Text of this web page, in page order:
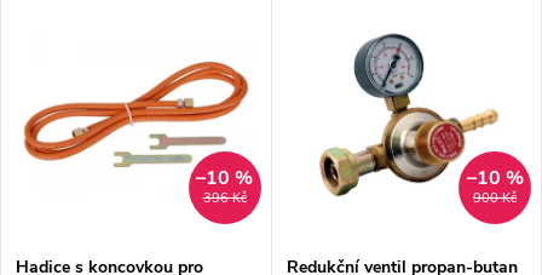
e
n
p
s
396 Kč
–10 %
Hadice s koncovkou pro
900 Kč
–10 %
Redukční ventil propan-butan